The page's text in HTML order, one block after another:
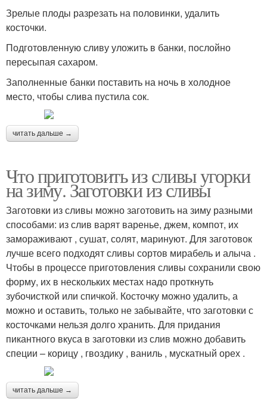
Зрелые плоды разрезать на половинки, удалить
косточки.
Подготовленную сливу уложить в банки, послойно
пересыпая сахаром.
Заполненные банки поставить на ночь в холодное
место, чтобы слива пустила сок.
читать дальше →
Что приготовить из сливы угорки
на зиму. Заготовки из сливы
Заготовки из сливы можно заготовить на зиму разными
способами: из слив варят варенье, джем, компот, их
замораживают , сушат, солят, маринуют. Для заготовок
лучше всего подходят сливы сортов мирабель и алыча .
Чтобы в процессе приготовления сливы сохранили свою
форму, их в нескольких местах надо проткнуть
зубочисткой или спичкой. Косточку можно удалить, а
можно и оставить, только не забывайте, что заготовки с
косточками нельзя долго хранить. Для придания
пикантного вкуса в заготовки из слив можно добавить
специи – корицу , гвоздику , ваниль , мускатный орех .
читать дальше →